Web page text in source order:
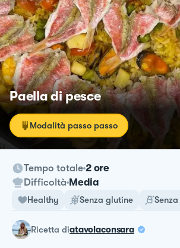
Paella di pesce
Modalità passo passo
Tempo totale 2 ore
Difficoltà Media
Healthy Senza glutine
ricetta diatavolaconsara